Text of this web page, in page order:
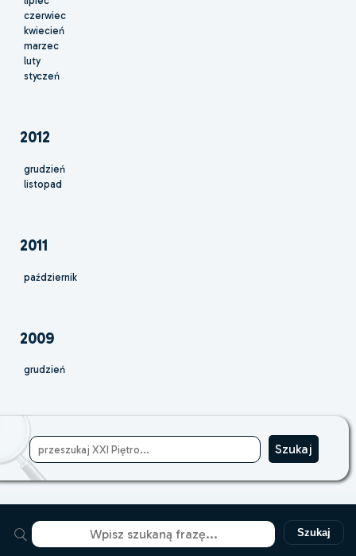
czerwiec
kwiecień
marzec
luty
styczeń
2012
grudzień
listopad
2011
październik
2009
grudzień
Szukaj